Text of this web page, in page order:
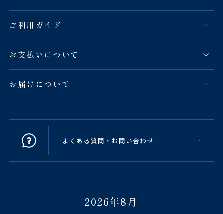
ご利用ガイド
お支払いについて
お届けについて
よくある質問・お問い合わせ
2026年8月